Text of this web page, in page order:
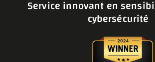
Service innovant en
cybersécurité